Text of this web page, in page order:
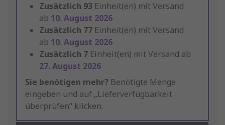
Zusätzlich 93 Einheit(en) mit Versand
ab 10. August 2026
Zusätzlich 77 Einheit(en) mit Versand
ab 10. August 2026
Zusätzlich 7 Einheit(en) mit Versand ab
27. August 2026
Sie benötigen mehr? Benötigte Menge
eingeben und auf „Lieferverfügbarkeit
überprüfen“ klicken.